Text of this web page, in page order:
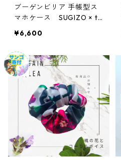
ブーゲンビリア 手帳型ス
マホケース SUGIZO × te
¥6,600